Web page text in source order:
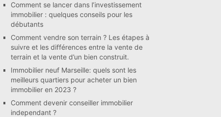
Comment se lancer dans l’investissement
immobilier : quelques conseils pour les
débutants
Comment vendre son terrain ? Les étapes à
suivre et les différences entre la vente de
terrain et la vente d’un bien construit.
Immobilier neuf Marseille: quels sont les
meilleurs quartiers pour acheter un bien
immobilier en 2023 ?
Comment devenir conseiller immobilier
independant ?